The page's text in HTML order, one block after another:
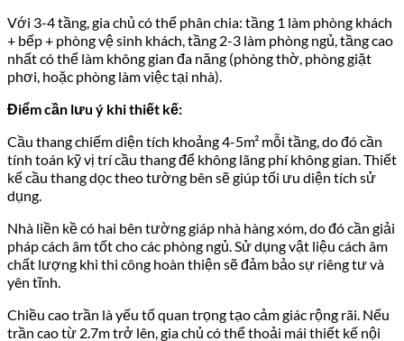
Với 3-4 tầng, gia chủ có thể phân chia: tầng 1 làm phòng khách
+ bếp + phòng vệ sinh khách, tầng 2-3 làm phòng ngủ, tầng cao
nhất có thể làm không gian đa năng (phòng thờ, phòng giặt
phơi, hoặc phòng làm việc tại nhà).
Điểm cần lưu ý khi thiết kế:
Cầu thang chiếm diện tích khoảng 4-5m² mỗi tầng, do đó cần
tính toán kỹ vị trí cầu thang để không lãng phí không gian. Thiết
kế cầu thang dọc theo tường bên sẽ giúp tối ưu diện tích sử
dụng.
Nhà liền kề có hai bên tường giáp nhà hàng xóm, do đó cần giải
pháp cách âm tốt cho các phòng ngủ. Sử dụng vật liệu cách âm
chất lượng khi thi công hoàn thiện sẽ đảm bảo sự riêng tư và
yên tĩnh.
Chiều cao trần là yếu tố quan trọng tạo cảm giác rộng rãi. Nếu
trần cao từ 2.7m trở lên, gia chủ có thể thoải mái thiết kế nội